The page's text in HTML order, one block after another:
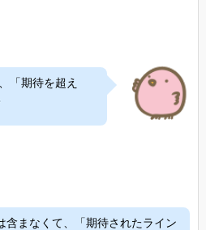
「期待を超え
含まなくて、「期待されたライン